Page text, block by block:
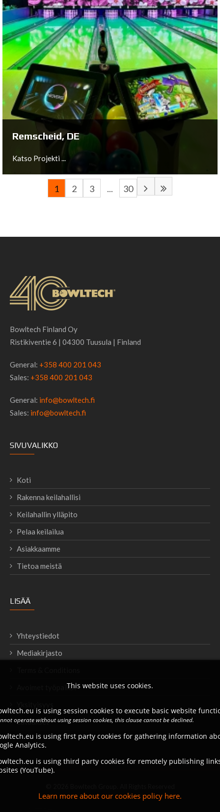
Hemsedal, NO
Katso Projekti ...
Remscheid, DE
Katso Projekti ...
Remscheid, DE
1 2 3 ... 30
Bowltech Finland Oy
Ristikiventie 6 | 04300 Tuusula | Finland
General: +358 400 201 043
Sales: +358 400 201 043
General: info@bowltech.fi
Sales: info@bowltech.fi
SIVUVALIKKO
Koti
Rakenna keilahallisi
Keilahallin ylläpito
Pelaa keilailua
Asiakkaamme
Tietoa meistä
LISÄÄ
Yhteystiedot
Mediakirjasto
Avoimet työpaikat
Lataukset
This website uses cookies.
is using session cookies to execute basic website
operate without using session cookies, this clause cannot be declined.
is using first party cookies for gathering information
Analytics.
is using third party cookies for remotely publishing
(YouTube).
Learn more about our cookies policy here.